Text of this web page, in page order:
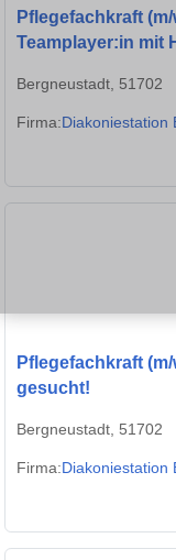
Pflegefachkraft
Teamplayer:in mit
Bergneustadt, 51702
Firma:Diakoniestation
Pflegefachkraft
gesucht!
Bergneustadt, 51702
Firma:Diakoniestation